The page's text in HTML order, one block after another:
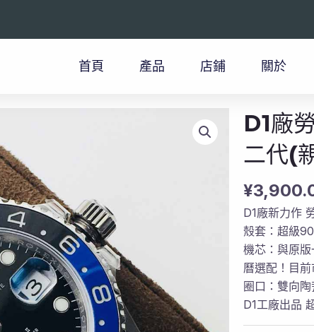
首頁 產品 店鋪 關於
D1廠
二代(
¥
D1廠新力作
殼套：超級
機芯：與原
曆選配！目前
圈口：雙向陶
D1工廠出品